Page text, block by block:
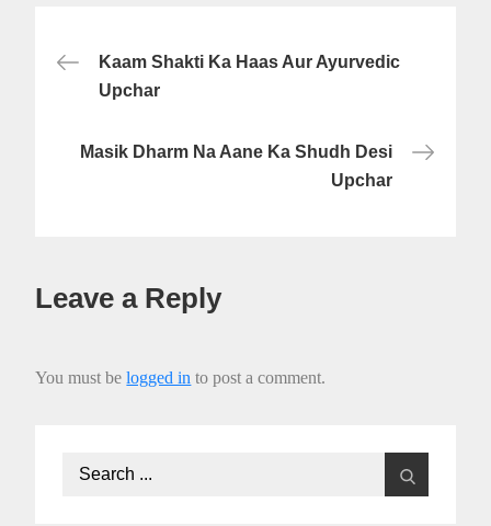
Post
navigation
Kaam Shakti Ka Haas Aur Ayurvedic
Upchar
Masik Dharm Na Aane Ka Shudh Desi
Upchar
Leave a Reply
You must belogged in to post a comment.
Search